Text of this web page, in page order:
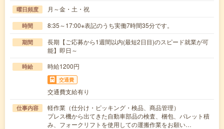
曜日頻度 月～金・土・祝
時間 8:35～17:00※表記のうち実働7時間35分です。
期間
長期【ご応募から1週間以内(最短2日目)のスピード就業が可
能】即日～
時給 時給1200円
交通費
交通費支給有り
仕事内容
軽作業（仕分け・ピッキング・検品、商品管理）
プレス機から出てきた自動車部品の検査、梱包、パレット積
み、フォークリフトを使用しての運搬作業をお願い…